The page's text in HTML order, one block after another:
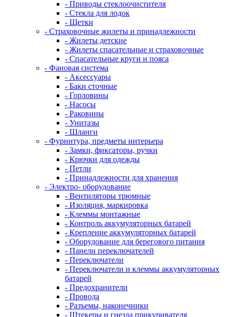
- Приводы стеклоочистителя
- Стекла для лодок
- Щетки
- Страховочные жилеты и принадлежности
- Жилеты детские
- Жилеты спасательные и страховочные
- Спасательные круги и пояса
- Фановая система
- Аксессуары
- Баки сточные
- Горловины
- Насосы
- Раковины
- Унитазы
- Шланги
- Фурнитура, предметы интерьера
- Замки, фиксаторы, ручки
- Крючки для одежды
- Петли
- Принадлежности для хранения
- Электро- оборудование
- Вентиляторы трюмные
- Изоляция, маркировка
- Клеммы монтажные
- Контроль аккумуляторных батарей
- Крепление аккумуляторных батарей
- Оборудование для берегового питания
- Панели переключателей
- Переключатели
- Переключатели и клеммы аккумуляторных
батарей
- Предохранители
- Провода
- Разъемы, наконечники
- Штекеры и гнезда прикуривателя